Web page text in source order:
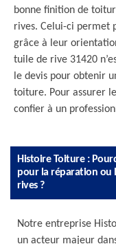
bonne finition de
rives. Celui-ci permet
grâce à leur
tuile de rive 31420
le devis pour obtenir
toiture. Pour assurer
confier à un
Histoire Toiture :
pour la réparation ou
rives ?
Notre entreprise
un acteur majeur